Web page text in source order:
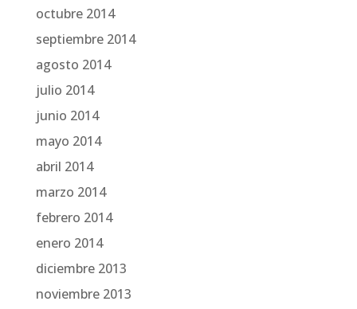
octubre 2014
septiembre 2014
agosto 2014
julio 2014
junio 2014
mayo 2014
abril 2014
marzo 2014
febrero 2014
enero 2014
diciembre 2013
noviembre 2013